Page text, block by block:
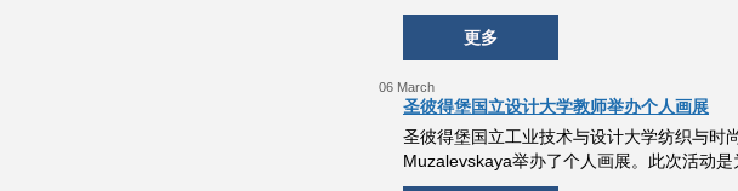
更多
06 March
圣彼得堡国立设计大学教师举办个人画展
圣彼得堡国立工业技术与设计大学纺织与时
Muzalevskaya举办了个人画展。此次活动